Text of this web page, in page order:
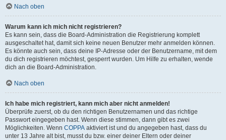
Nach oben
Warum kann ich mich nicht registrieren?
Es kann sein, dass die Board-Administration die Registrierung komplett
ausgeschaltet hat, damit sich keine neuen Benutzer mehr anmelden können.
Es könnte auch sein, dass deine IP-Adresse oder der Benutzername, mit dem
du dich registrieren möchtest, gesperrt wurden. Um Hilfe zu erhalten, wende
dich an die Board-Administration.
Nach oben
Ich habe mich registriert, kann mich aber nicht anmelden!
Überprüfe zuerst, ob du den richtigen Benutzernamen und das richtige
Passwort eingegeben hast. Wenn diese stimmen, dann gibt es zwei
Möglichkeiten. Wenn COPPA aktiviert ist und du angegeben hast, dass du
unter 13 Jahre alt bist, musst du bzw. einer deiner Eltern oder deiner